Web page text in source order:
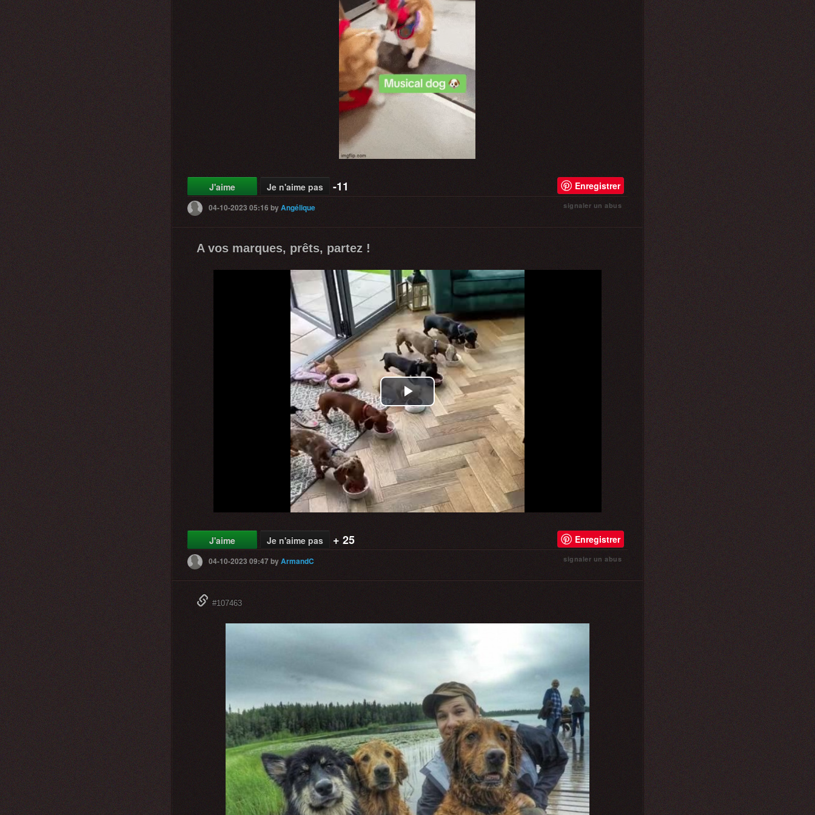
J'aime Je n'aime pas -11 Enregistrer
04-10-2023 05:16byAngélique signaler un abus
A vos marques, prêts, partez !
Play
Video
J'aime Je n'aime pas + 25 Enregistrer
04-10-2023 09:47byArmandC signaler un abus
#107463